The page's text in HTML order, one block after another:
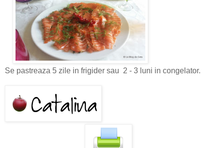
Se pastreaza 5 zile in frigider sau 2 - 3 luni in congelator.